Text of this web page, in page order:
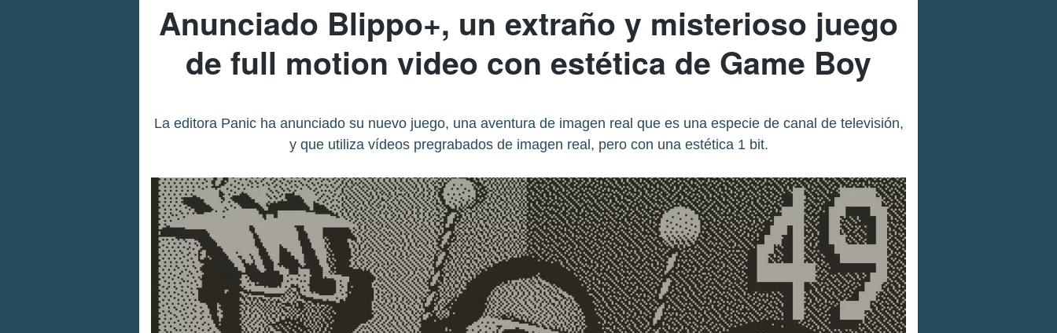
Anunciado Blippo+, un extraño y misterioso juego
de full motion video con estética de Game Boy
La editora Panic ha anunciado su nuevo juego, una aventura de imagen real que es una especie de canal de televisión,
y que utiliza vídeos pregrabados de imagen real, pero con una estética 1 bit.